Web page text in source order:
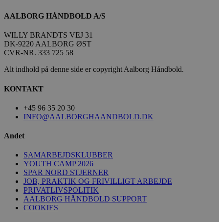
AALBORG HÅNDBOLD A/S
WILLY BRANDTS VEJ 31
DK-9220 AALBORG ØST
CVR-NR. 333 725 58
Alt indhold på denne side er copyright Aalborg Håndbold.
KONTAKT
+45 96 35 20 30
INFO@AALBORGHAANDBOLD.DK
Andet
SAMARBEJDSKLUBBER
YOUTH CAMP 2026
SPAR NORD STJERNER
JOB, PRAKTIK OG FRIVILLIGT ARBEJDE
PRIVATLIVSPOLITIK
AALBORG HÅNDBOLD SUPPORT
COOKIES